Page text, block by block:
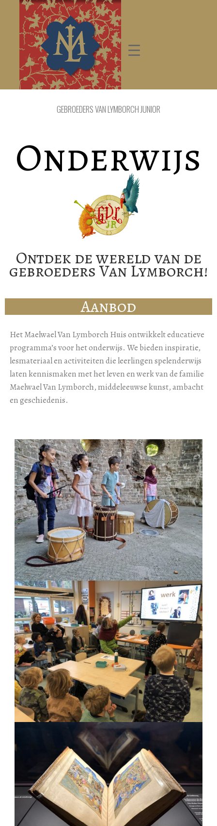
GEBROEDERS VAN LYMBORCH JUNIOR
Onderwijs
Ontdek de wereld van de
gebroeders Van Lymborch!
Aanbod
Het Maelwael Van Lymborch Huis ontwikkelt educatieve
programma’s voor het onderwijs. We bieden inspiratie,
lesmateriaal en activiteiten die leerlingen spelenderwijs
laten kennismaken met het leven en werk van de familie
Maelwael Van Lymborch, middeleeuwse kunst, ambacht
en geschiedenis.